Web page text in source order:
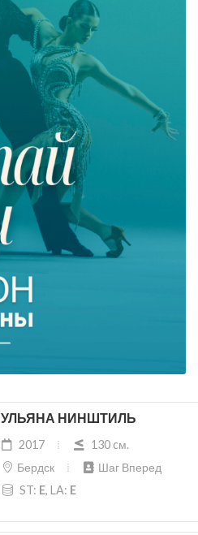
УЛЬЯНА НИНШТИЛЬ
2017
130 cм.
Бердск
Шаг Вперед
ST: E, LA: E